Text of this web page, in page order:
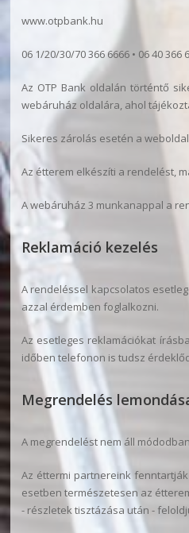
www.otpbank.hu
06 1/20/30/70 366 6666 • 06 40 366
Az OTP Bank oldalán történtő
webáruház oldalára, ahol
Sikeres zárolás esetén a
Az étterem elkészíti a rendelést,
A webáruház 3 munkanappal a
Reklamáció kezelés
A rendeléssel kapcsolatos
azzal érdemben foglalkozni.
Az esetleges reklamációkat
időben telefonon is tudsz
Megrendelés
A megrendelést nem áll
Az éttermi partnereink
esetben természetesen az
- részletek tisztázása után -